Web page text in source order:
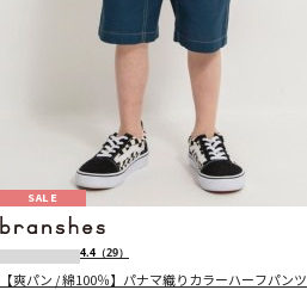
SALE
4.4 （29）
【爽パン / 綿100％】パナマ織りカラーハーフパンツ